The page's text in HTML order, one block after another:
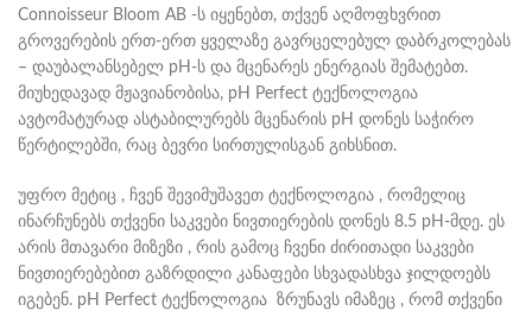
Connoisseur Bloom AB -ს იყენებთ, თქვენ აღმოფხვრით
გროვერების ერთ-ერთ ყველაზე გავრცელებულ დაბრკოლებას
– დაუბალანსებელ pH-ს და მცენარეს ენერგიას შემატებთ.
მიუხედავად მჟავიანობისა, pH Perfect ტექნოლოგია
ავტომატურად ასტაბილურებს მცენარის pH დონეს საჭირო
წერტილებში, რაც ბევრი სირთულისგან გიხსნით.
უფრო მეტიც , ჩვენ შევიმუშავეთ ტექნოლოგია , რომელიც
ინარჩუნებს თქვენი საკვები ნივთიერების დონეს 8.5 pH-მდე. ეს
არის მთავარი მიზეზი , რის გამოც ჩვენი ძირითადი საკვები
ნივთიერებებით გაზრდილი კანაფები სხვადასხვა ჯილდოებს
იგებენ. pH Perfect ტექნოლოგია ზრუნავს იმაზეც , რომ თქვენი